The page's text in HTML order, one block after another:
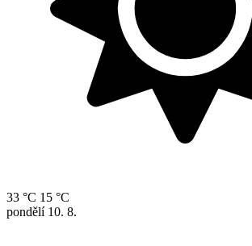
33 °C 15 °C
pondělí 10. 8.